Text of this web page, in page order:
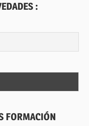
:
FORMACIÓN